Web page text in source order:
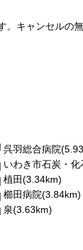
キャンセル
呉羽総合病院
いわき市石炭・
植田(3.34km)
櫛田病院(3.84km)
泉(3.63km)